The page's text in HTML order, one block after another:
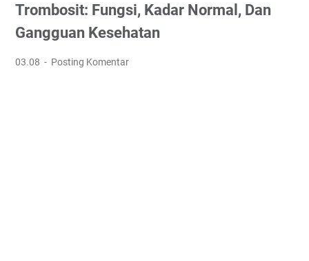
Trombosit: Fungsi, Kadar Normal, Dan
Gangguan Kesehatan
03.08 Posting Komentar